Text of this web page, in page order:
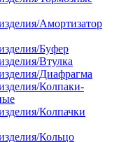
Амортизатор
Буфер
Втулка
Диафрагма
Колпаки-
Колпачки
Кольцо